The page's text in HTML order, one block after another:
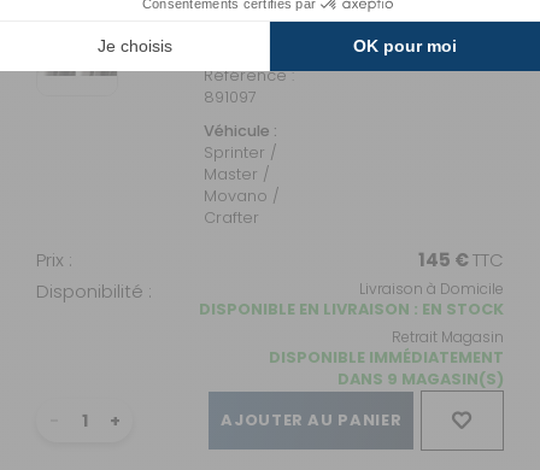
Sprinter/Master/Movano/Crafter
Référence :
891097
Véhicule :
Sprinter /
Master /
Movano /
Crafter
Prix : 145 €TTC
Disponibilité :
Livraison à Domicile
DISPONIBLE EN LIVRAISON : EN STOCK
Retrait Magasin
DISPONIBLE IMMÉDIATEMENT
DANS 9 MAGASIN(S)
AJOUTER AU PANIER